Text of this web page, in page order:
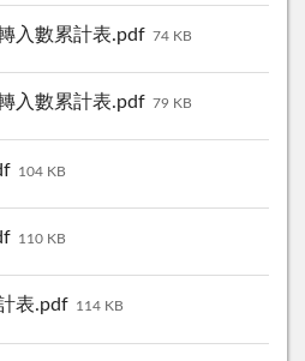
入數累計表.pdf 74 KB
入數累計表.pdf 79 KB
104 KB
110 KB
表.pdf 114 KB